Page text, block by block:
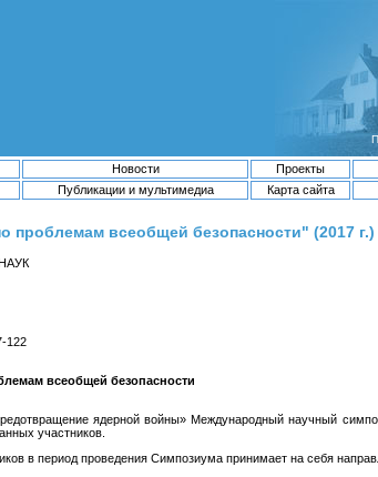
Новости Проекты
Публикации и мультимедиа Карта сайта
всеобщей безопасности" (2017 г.)
122
всеобщей безопасности
ядерной войны» Международный научный
участников.
в период проведения Симпозиума принимает на себя